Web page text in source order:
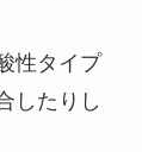
性タイプ
したりし